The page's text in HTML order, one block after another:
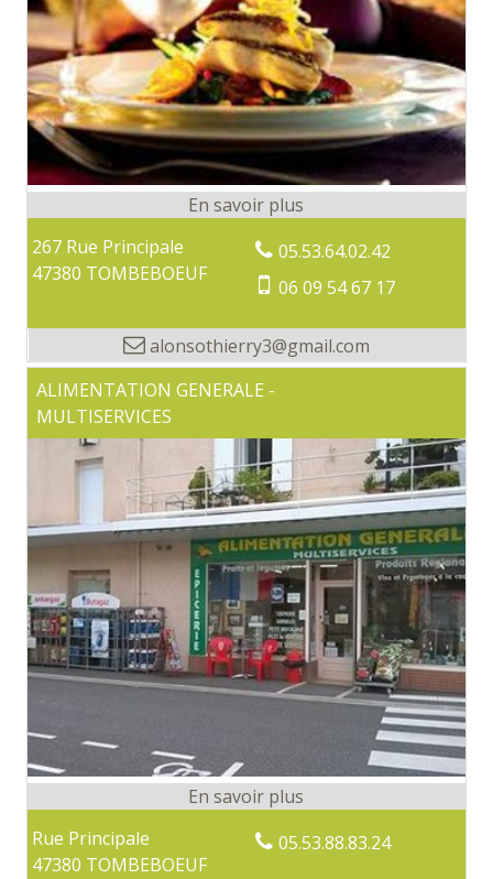
267 Rue Principale
47380 TOMBEBOEUF
05.53.64.02.42
06 09 54 67 17
alonsothierry3@gmail.com
ALIMENTATION GENERALE -
MULTISERVICES
Rue Principale
47380 TOMBEBOEUF
05.53.88.83.24